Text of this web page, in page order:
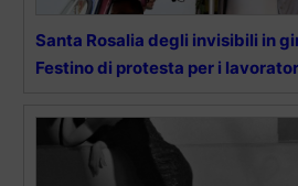
Santa Rosalia degli invisibili in
Festino di protesta per i